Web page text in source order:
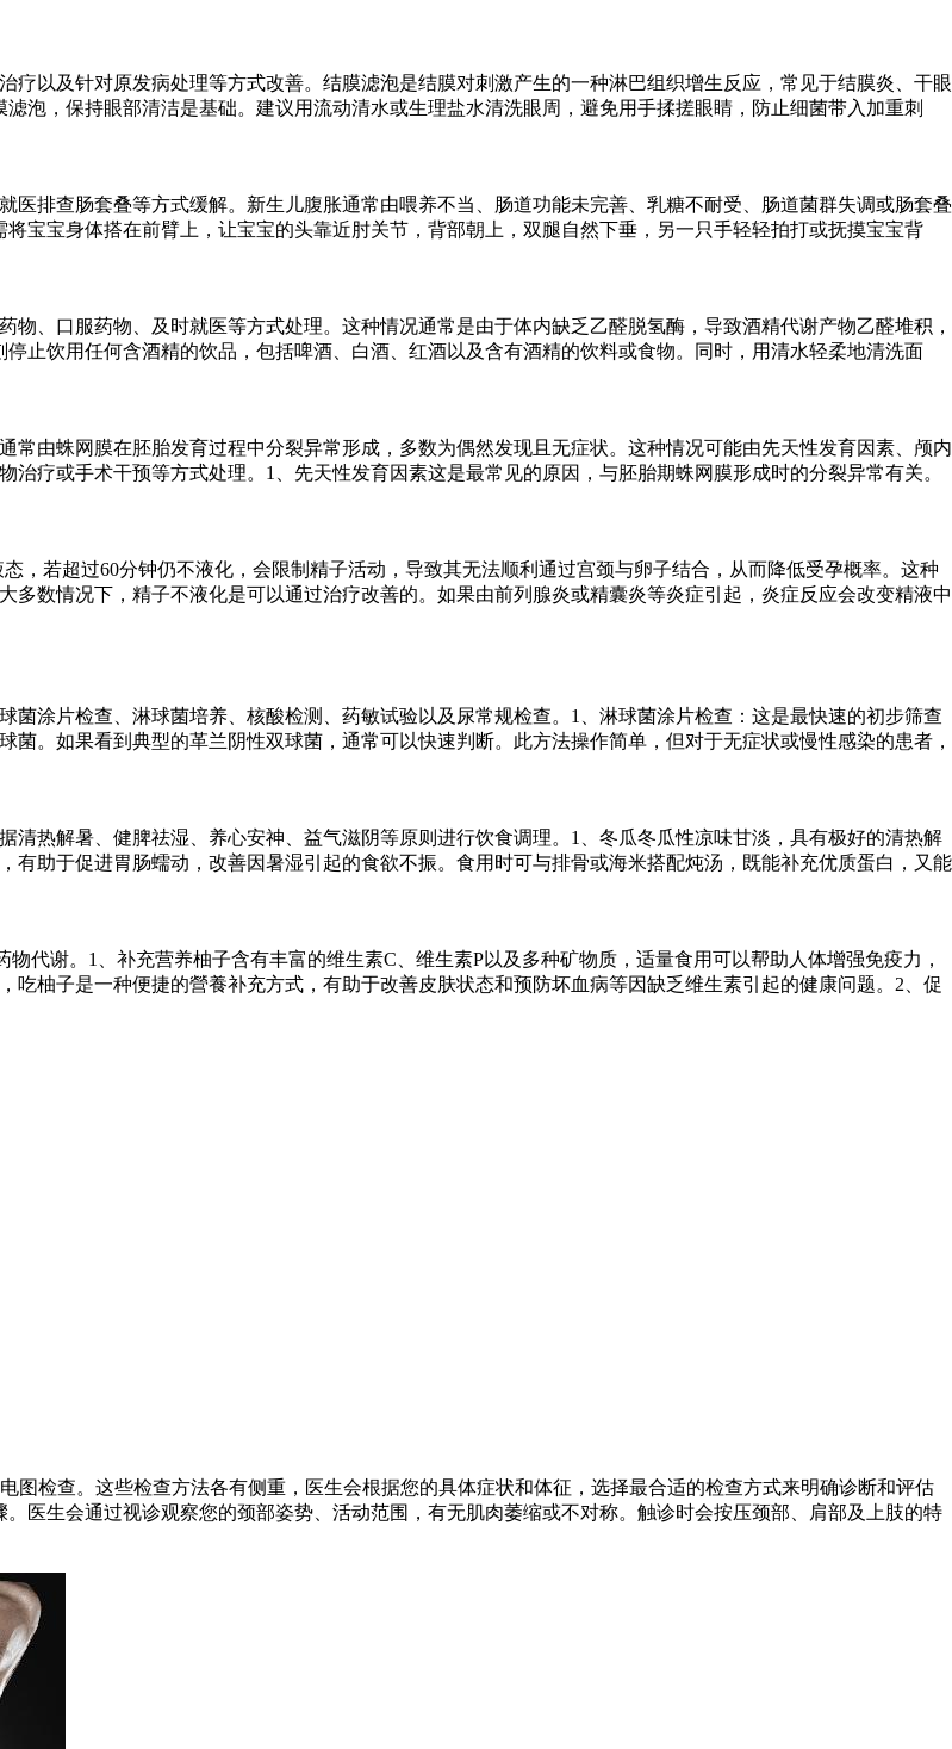
以及针对原发病处理等方式改善。结膜滤泡是结膜对刺激产生的一种淋巴组织增生反应，常见于结膜炎、干眼
泡，保持眼部清洁是基础。建议用流动清水或生理盐水清洗眼周，避免用手揉搓眼睛，防止细菌带入加重刺
排查肠套叠等方式缓解。新生儿腹胀通常由喂养不当、肠道功能未完善、乳糖不耐受、肠道菌群失调或肠套叠
宝宝身体搭在前臂上，让宝宝的头靠近肘关节，背部朝上，双腿自然下垂，另一只手轻轻拍打或抚摸宝宝背
、口服药物、及时就医等方式处理。这种情况通常是由于体内缺乏乙醛脱氢酶，导致酒精代谢产物乙醛堆积，
止饮用任何含酒精的饮品，包括啤酒、白酒、红酒以及含有酒精的饮料或食物。同时，用清水轻柔地清洗面
由蛛网膜在胚胎发育过程中分裂异常形成，多数为偶然发现且无症状。这种情况可能由先天性发育因素、颅内
疗或手术干预等方式处理。1、先天性发育因素这是最常见的原因，与胚胎期蛛网膜形成时的分裂异常有关。
，若超过60分钟仍不液化，会限制精子活动，导致其无法顺利通过宫颈与卵子结合，从而降低受孕概率。这种
数情况下，精子不液化是可以通过治疗改善的。如果由前列腺炎或精囊炎等炎症引起，炎症反应会改变精液中
涂片检查、淋球菌培养、核酸检测、药敏试验以及尿常规检查。1、淋球菌涂片检查：这是最快速的初步筛查
。如果看到典型的革兰阴性双球菌，通常可以快速判断。此方法操作简单，但对于无症状或慢性感染的患者，
热解暑、健脾祛湿、养心安神、益气滋阴等原则进行饮食调理。1、冬瓜冬瓜性凉味甘淡，具有极好的清热解
助于促进胃肠蠕动，改善因暑湿引起的食欲不振。食用时可与排骨或海米搭配炖汤，既能补充优质蛋白，又能
代谢。1、补充营养柚子含有丰富的维生素C、维生素P以及多种矿物质，适量食用可以帮助人体增强免疫力，
柚子是一种便捷的營養补充方式，有助于改善皮肤状态和预防坏血病等因缺乏维生素引起的健康问题。2、促
检查。这些检查方法各有侧重，医生会根据您的具体症状和体征，选择最合适的检查方式来明确诊断和评估
医生会通过视诊观察您的颈部姿势、活动范围，有无肌肉萎缩或不对称。触诊时会按压颈部、肩部及上肢的特